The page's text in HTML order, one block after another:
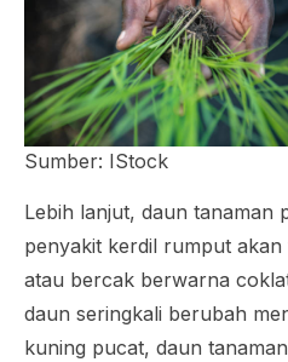
Sumber: IStock
Lebih lanjut, daun tanaman
penyakit kerdil rumput
atau bercak berwarna
daun seringkali berubah
kuning pucat, daun